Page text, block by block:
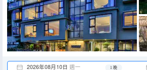
2026年08月10日 週一 1 晚